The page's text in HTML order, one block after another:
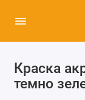
Краска
темно